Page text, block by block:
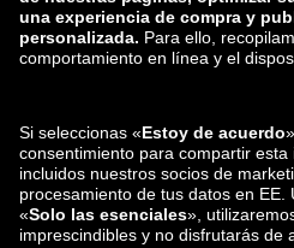
zalando-lounge.ro
zalando-lounge.lu
zalando-lounge.lv